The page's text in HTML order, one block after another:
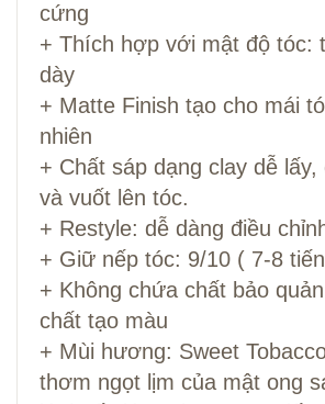
cứng
+ Thích hợp với mật độ tóc:
dày
+ Matte Finish tạo cho mái
nhiên
+ Chất sáp dạng clay dễ lấy,
và vuốt lên tóc.
+ Restyle: dễ dàng điều
+ Giữ nếp tóc: 9/10 ( 7-8
+ Không chứa chất bảo
chất tạo màu
+ Mùi hương: Sweet
thơm ngọt lịm của mật ong